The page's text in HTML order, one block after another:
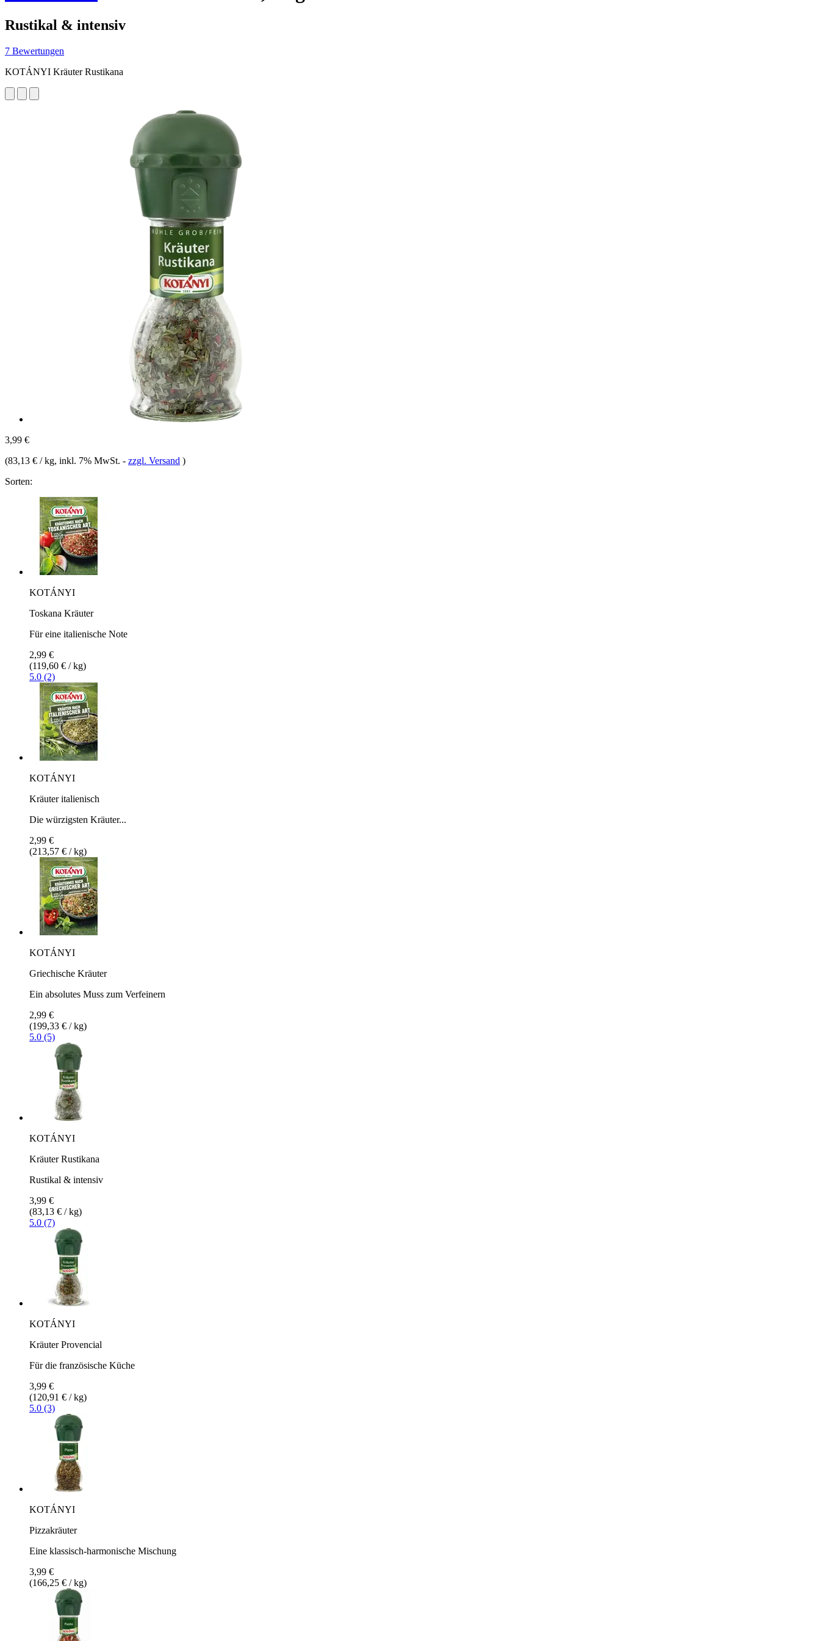
Rustikal & intensiv
7 Bewertungen
KOTÁNYI Kräuter Rustikana
3,99 €
(83,13 € / kg, inkl. 7% MwSt. - zzgl. Versand )
Sorten:
KOTÁNYI
Toskana Kräuter
Für eine italienische Note
2,99 €
(119,60 € / kg)
5.0 (2)
KOTÁNYI
Kräuter italienisch
Die würzigsten Kräuter...
2,99 €
(213,57 € / kg)
KOTÁNYI
Griechische Kräuter
Ein absolutes Muss zum Verfeinern
2,99 €
(199,33 € / kg)
5.0 (5)
KOTÁNYI
Kräuter Rustikana
Rustikal & intensiv
3,99 €
(83,13 € / kg)
5.0 (7)
KOTÁNYI
Kräuter Provencial
Für die französische Küche
3,99 €
(120,91 € / kg)
5.0 (3)
KOTÁNYI
Pizzakräuter
Eine klassisch-harmonische Mischung
3,99 €
(166,25 € / kg)